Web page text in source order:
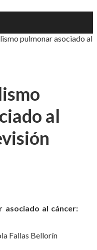
pulmonar asociado al
al
asociado al cáncer:
Fallas Bellorín